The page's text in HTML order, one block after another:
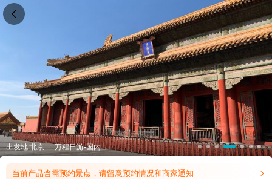
出发地:北京 万程日游-国内
当前产品含需预约景点，请留意预约情况和商家通知 
